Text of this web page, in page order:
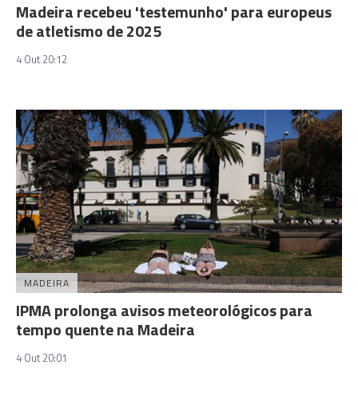
Madeira recebeu 'testemunho' para europeus
de atletismo de 2025
4 Out 20:12
MADEIRA
IPMA prolonga avisos meteorológicos para
tempo quente na Madeira
4 Out 20:01